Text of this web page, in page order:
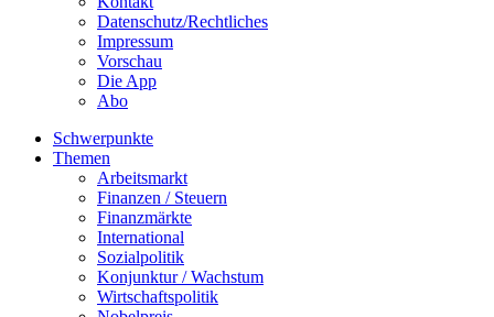
Datenschutz/Rechtliches
Impressum
Vorschau
Die App
Abo
Schwerpunkte
Themen
Arbeitsmarkt
Finanzen / Steuern
Finanzmärkte
International
Sozialpolitik
Konjunktur / Wachstum
Wirtschaftspolitik